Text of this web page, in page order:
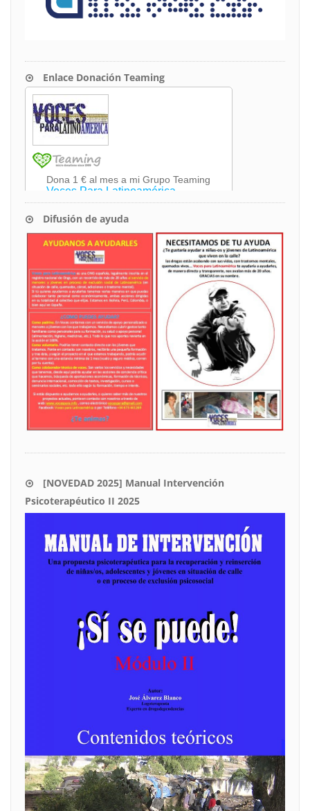
Enlace Donación Teaming
Difusión de ayuda
[NOVEDAD 2025] Manual Intervención
Psicoterapéutico II 2025